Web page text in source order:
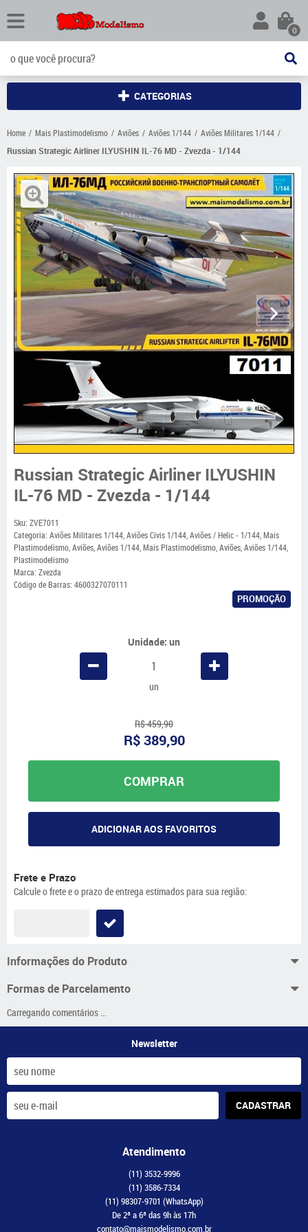
0
CATEGORIAS
Home Mais Plastimodelismo Aviões Aviões 1/144
Aviões Militares 1/144
Russian Strategic Airliner ILYUSHIN IL-76 MD - Zvezda - 1/144
Russian Strategic Airliner ILYUSHIN
IL-76 MD - Zvezda - 1/144
Sku: ZVE7011
Categoria: Aviões Militares 1/144,Aviões Civis 1/144,Aviões / Helic - 1/144,Mais
Plastimodelismo,Aviões,Aviões 1/144,Mais Plastimodelismo,Aviões,Aviões 1/144,
Plastimodelismo
Marca: Zvezda
Código de Barras: 4600327070111
PROMOÇÃO
Unidade: un
un
R$ 459,90
R$ 389,90
COMPRAR
ADICIONAR AOS FAVORITOS
Frete e Prazo
Calcule o frete e o prazo de entrega estimados para sua região:
Informações do Produto
Formas de Parcelamento
Carregando comentários ...
Newsletter
CADASTRAR
Atendimento
(11) 3532-9996
(11) 3586-7334
(11) 98307-9701 (WhatsApp)
De 2ª a 6ª das 9h às 17h
contato@maismodelismo.com.br